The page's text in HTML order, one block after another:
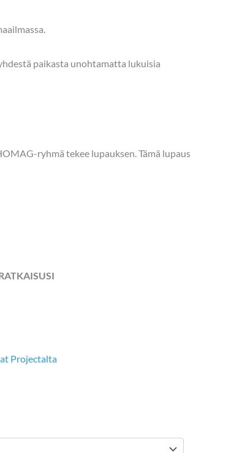
paikasta unohtamatta lukuisia
ryhmä tekee lupauksen. Tämä lupaus
Projectalta